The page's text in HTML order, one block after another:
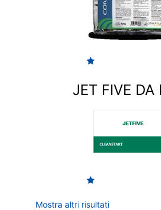
JET FIVE DA
Mostra altri risultati